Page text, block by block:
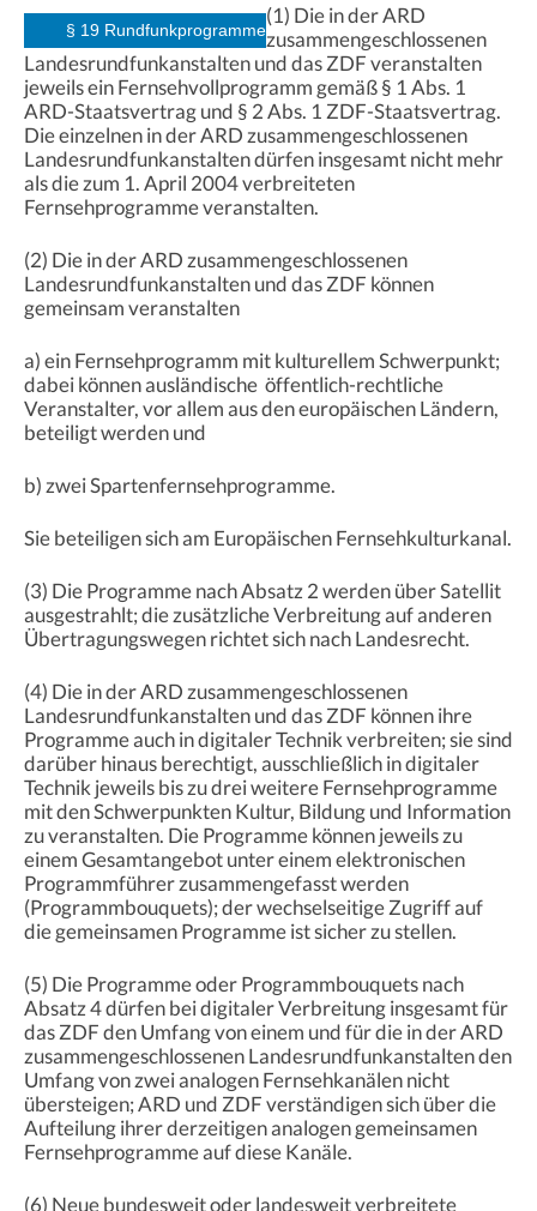
§ 19 Rundfunkprogramme
(1) Die in der ARD
zusammengeschlossenen
Landesrundfunkanstalten und das ZDF veranstalten
jeweils ein Fernsehvollprogramm gemäß § 1 Abs. 1
ARD-Staatsvertrag und § 2 Abs. 1 ZDF-Staatsvertrag.
Die einzelnen in der ARD zusammengeschlossenen
Landesrundfunkanstalten dürfen insgesamt nicht mehr
als die zum 1. April 2004 verbreiteten
Fernsehprogramme veranstalten.
(2) Die in der ARD zusammengeschlossenen
Landesrundfunkanstalten und das ZDF können
gemeinsam veranstalten
a) ein Fernsehprogramm mit kulturellem Schwerpunkt;
dabei können ausländische öffentlich-rechtliche
Veranstalter, vor allem aus den europäischen Ländern,
beteiligt werden und
b) zwei Spartenfernsehprogramme.
Sie beteiligen sich am Europäischen Fernsehkulturkanal.
(3) Die Programme nach Absatz 2 werden über Satellit
ausgestrahlt; die zusätzliche Verbreitung auf anderen
Übertragungswegen richtet sich nach Landesrecht.
(4) Die in der ARD zusammengeschlossenen
Landesrundfunkanstalten und das ZDF können ihre
Programme auch in digitaler Technik verbreiten; sie sind
darüber hinaus berechtigt, ausschließlich in digitaler
Technik jeweils bis zu drei weitere Fernsehprogramme
mit den Schwerpunkten Kultur, Bildung und Information
zu veranstalten. Die Programme können jeweils zu
einem Gesamtangebot unter einem elektronischen
Programmführer zusammengefasst werden
(Programmbouquets); der wechselseitige Zugriff auf
die gemeinsamen Programme ist sicher zu stellen.
(5) Die Programme oder Programmbouquets nach
Absatz 4 dürfen bei digitaler Verbreitung insgesamt für
das ZDF den Umfang von einem und für die in der ARD
zusammengeschlossenen Landesrundfunkanstalten den
Umfang von zwei analogen Fernsehkanälen nicht
übersteigen; ARD und ZDF verständigen sich über die
Aufteilung ihrer derzeitigen analogen gemeinsamen
Fernsehprogramme auf diese Kanäle.
(6) Neue bundesweit oder landesweit verbreitete